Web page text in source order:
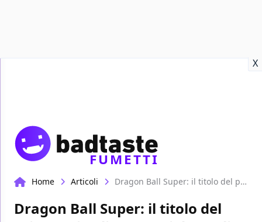
X
FUMETTI
Home Articoli Dragon Ball Super: il titolo del primo episodio e nuovi dettagli
Dragon Ball Super: il titolo del